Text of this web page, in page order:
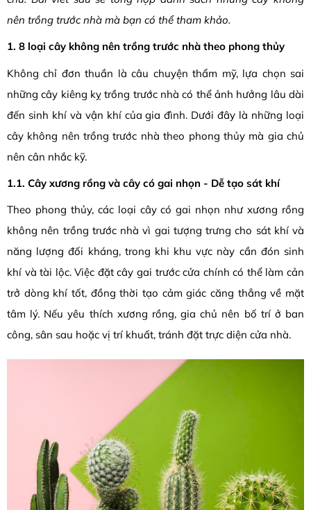
nên trồng trước nhà mà bạn có thể tham khảo.
1. 8 loại cây không nên trồng trước nhà theo phong thủy
Không chỉ đơn thuần là câu chuyện thẩm mỹ, lựa chọn sai
những cây kiêng kỵ trồng trước nhà có thể ảnh hưởng lâu dài
đến sinh khí và vận khí của gia đình. Dưới đây là những loại
cây không nên trồng trước nhà theo phong thủy mà gia chủ
nên cân nhắc kỹ.
1.1. Cây xương rồng và cây có gai nhọn - Dễ tạo sát khí
Theo phong thủy, các loại cây có gai nhọn như xương rồng
không nên trồng trước nhà vì gai tượng trưng cho sát khí và
năng lượng đối kháng, trong khi khu vực này cần đón sinh
khí và tài lộc. Việc đặt cây gai trước cửa chính có thể làm cản
trở dòng khí tốt, đồng thời tạo cảm giác căng thẳng về mặt
tâm lý. Nếu yêu thích xương rồng, gia chủ nên bố trí ở ban
công, sân sau hoặc vị trí khuất, tránh đặt trực diện cửa nhà.